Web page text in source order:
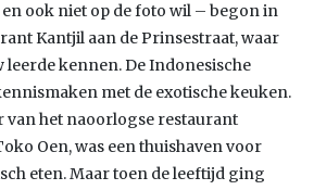
ook niet op de foto wil – begon in
Kantjil aan de Prinsestraat, waar
kennen. De Indonesische
met de exotische keuken.
van het naoorlogse restaurant
Oen, was een thuishaven voor
eten. Maar toen de leeftijd ging